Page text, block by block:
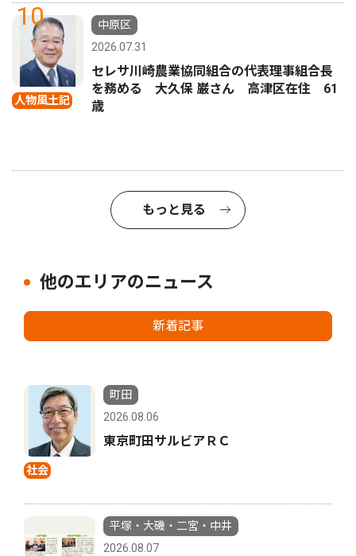
10
人物風土記
中原区
2026.07.31
セレサ川崎農業協同組合の代表理事組合長
を務める 大久保 巌さん 高津区在住 61
歳
もっと見る
他のエリアのニュース
新着記事
社会
町田
2026.08.06
東京町田サルビアＲＣ
平塚・大磯・二宮・中井
2026.08.07